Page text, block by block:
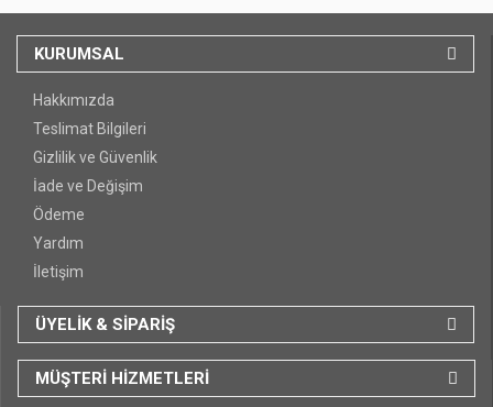
KURUMSAL
Hakkımızda
Teslimat Bilgileri
Gizlilik ve Güvenlik
İade ve Değişim
Ödeme
Yardım
İletişim
ÜYELİK & SİPARİŞ
MÜŞTERİ HİZMETLERİ